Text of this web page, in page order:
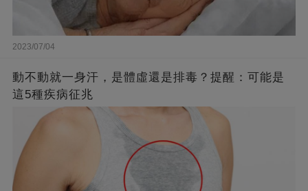
2023/07/04
動不動就一身汗，是體虛還是排毒？提醒：可能是
這5種疾病征兆